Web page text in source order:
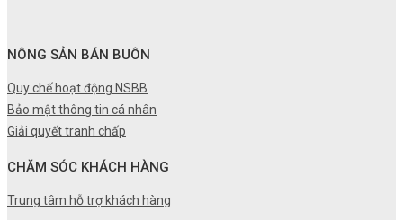
NÔNG SẢN BÁN BUÔN
Quy chế hoạt động NSBB
Bảo mật thông tin cá nhân
Giải quyết tranh chấp
CHĂM SÓC KHÁCH HÀNG
Trung tâm hỗ trợ khách hàng